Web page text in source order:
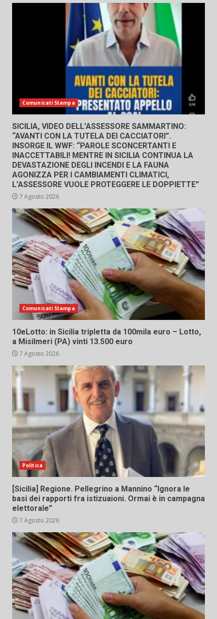
Comunicati Stampa
SICILIA, VIDEO DELL’ASSESSORE SAMMARTINO:
“AVANTI CON LA TUTELA DEI CACCIATORI”.
INSORGE IL WWF: “PAROLE SCONCERTANTI E
INACCETTABILI! MENTRE IN SICILIA CONTINUA LA
DEVASTAZIONE DEGLI INCENDI E LA FAUNA
AGONIZZA PER I CAMBIAMENTI CLIMATICI,
L’ASSESSORE VUOLE PROTEGGERE LE DOPPIETTE”
7 Agosto 2026
Comunicati Stampa
10eLotto: in Sicilia tripletta da 100mila euro – Lotto,
a Misilmeri (PA) vinti 13.500 euro
7 Agosto 2026
Politica
[Sicilia] Regione. Pellegrino a Mannino “Ignora le
basi dei rapporti fra istizuaioni. Ormai è in campagna
elettorale”
7 Agosto 2026